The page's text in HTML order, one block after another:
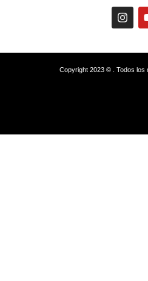
Copyright 2023 © . Todos los